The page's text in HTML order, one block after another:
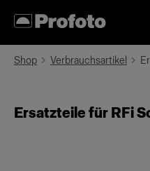
Shop Verbrauchsartikel
Ersatzteile für RFi